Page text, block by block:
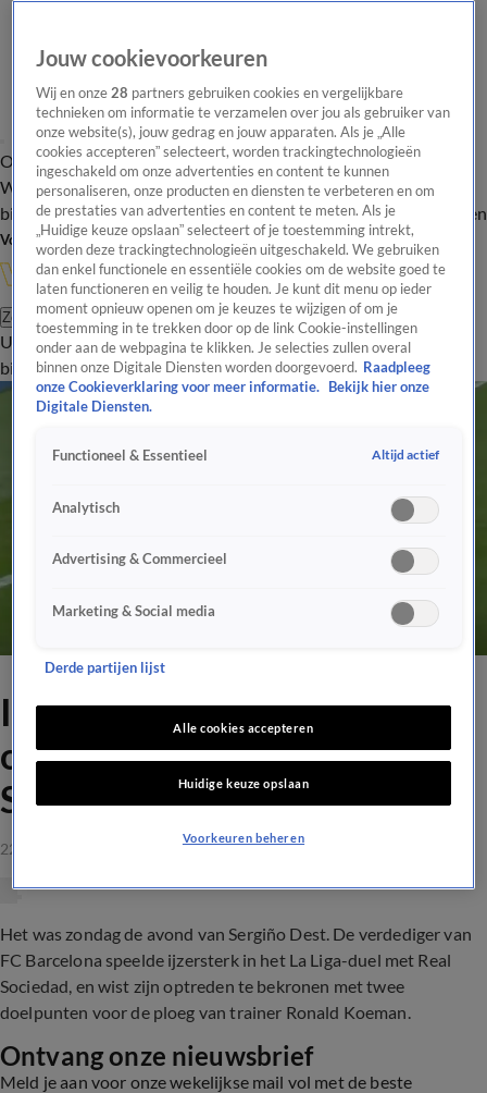
Overzicht Onze programma's Uitzendingen Onze gezichten
In de
WandelgangenInterviewsUitzending
bijwonenPodcastShopVeelgestelde vragenKijkersvraag insturen
Volg Vandaag Inside
Zoeken
UitzendingenVandaag InsideDe OranjezomerShopUitzending
bijwonen
IN BEELD: IJzersterk
optreden Dest vs. Real
Sociedad
22 mrt 2021, 16:23
Het was zondag de avond van Sergiño Dest. De verdediger van
FC Barcelona speelde ijzersterk in het La Liga-duel met Real
Sociedad, en wist zijn optreden te bekronen met twee
doelpunten voor de ploeg van trainer Ronald Koeman.
Ontvang onze nieuwsbrief
Meld je aan voor onze wekelijkse mail vol met de beste
Jouw cookievoorkeuren
Wij en onze28 partners gebruiken cookies en vergelijkbare
technieken om informatie te verzamelen over jou als gebruiker van
onze website(s), jouw gedrag en jouw apparaten. Als je „Alle
cookies accepteren” selecteert, worden trackingtechnologieën
ingeschakeld om onze advertenties en content te kunnen
personaliseren, onze producten en diensten te verbeteren en om
de prestaties van advertenties en content te meten. Als je
„Huidige keuze opslaan” selecteert of je toestemming intrekt,
worden deze trackingtechnologieën uitgeschakeld. We gebruiken
dan enkel functionele en essentiële cookies om de website goed te
laten functioneren en veilig te houden. Je kunt dit menu op ieder
moment opnieuw openen om je keuzes te wijzigen of om je
toestemming in te trekken door op de link Cookie-instellingen
onder aan de webpagina te klikken. Je selecties zullen overal
binnen onze Digitale Diensten worden doorgevoerd. Raadpleeg
onze Cookieverklaring voor meer informatie.
Bekijk hier onze
Digitale Diensten.
Functioneel & Essentieel Altijd actief
Analytisch
Advertising & Commercieel
Marketing & Social media
Derde partijen lijst
Alle cookies accepteren
Huidige keuze opslaan
Voorkeuren beheren